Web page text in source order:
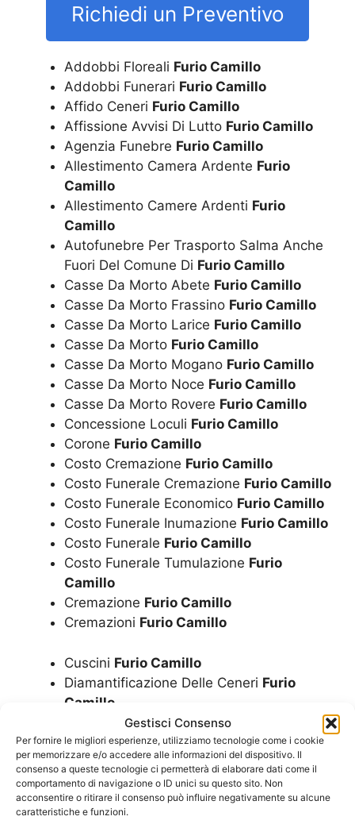
Gestisci Consenso
Per fornire le migliori esperienze, utilizziamo tecnologie come i cookie
per memorizzare e/o accedere alle informazioni del dispositivo. Il
consenso a queste tecnologie ci permetterà di elaborare dati come il
comportamento di navigazione o ID unici su questo sito. Non
acconsentire o ritirare il consenso può influire negativamente su alcune
caratteristiche e funzioni.
Richiedi un Preventivo
Addobbi Floreali Furio Camillo
Addobbi Funerari Furio Camillo
Affido Ceneri Furio Camillo
Affissione Avvisi Di Lutto Furio Camillo
Agenzia Funebre Furio Camillo
Allestimento Camera Ardente Furio
Camillo
Allestimento Camere Ardenti Furio
Camillo
Autofunebre Per Trasporto Salma Anche
Fuori Del Comune Di Furio Camillo
Casse Da Morto Abete Furio Camillo
Casse Da Morto Frassino Furio Camillo
Casse Da Morto Larice Furio Camillo
Casse Da Morto Furio Camillo
Casse Da Morto Mogano Furio Camillo
Casse Da Morto Noce Furio Camillo
Casse Da Morto Rovere Furio Camillo
Concessione Loculi Furio Camillo
Corone Furio Camillo
Costo Cremazione Furio Camillo
Costo Funerale Cremazione Furio Camillo
Costo Funerale Economico Furio Camillo
Costo Funerale Inumazione Furio Camillo
Costo Funerale Furio Camillo
Costo Funerale Tumulazione Furio
Camillo
Cremazione Furio Camillo
Cremazioni Furio Camillo
Cuscini Furio Camillo
Diamantificazione Delle Ceneri Furio
Camillo
Disbrigo Pratiche Funerarie
Furio Camillo
Dispersione CeneriFurio Camillo
Documentazione FunerariaFurio Camillo
Estumulazione Furio Camillo
Esumazione Convenzionata Con Il